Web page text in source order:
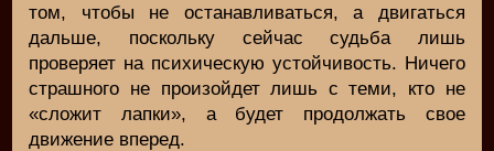
том, чтобы не останавливаться, а двигаться
дальше, поскольку сейчас судьба лишь
проверяет на психическую устойчивость. Ничего
страшного не произойдет лишь с теми, кто не
«сложит лапки», а будет продолжать свое
движение вперед.